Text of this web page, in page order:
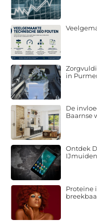
in
De
Baarnse
Ontdek
IJmuiden
Proteïne